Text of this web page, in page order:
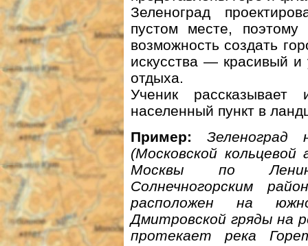
Зеленоград
пустом месте,
возможность создать
искусства — красивый
отдыха.
Ученик рассказывает
населенный пункт в
Пример:
(Московской
Москвы по
Солнечногорским
расположен на
Дмитровской гряды на
протекает река